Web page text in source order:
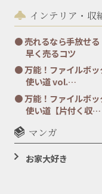
インテリア・収
売れるなら手放せる
早く売るコツ
万能！ファイルボッ
使い道 vol.…
万能！ファイルボッ
使い道【片付く収…
マンガ
お家大好き